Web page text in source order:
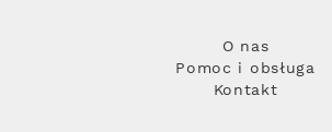
O nas
Pomoc i obsługa
Kontakt